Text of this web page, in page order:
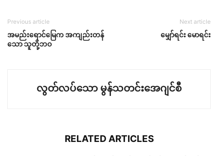
Previous article
အမည်းရောင်မြေက အကျည်းတန်
သော သူတို့ဘဝ
Next article
မျှော်ရင်း မောရင်း
လွတ်လပ်သော မွန်သတင်းအေဂျင်စီ
RELATED ARTICLES